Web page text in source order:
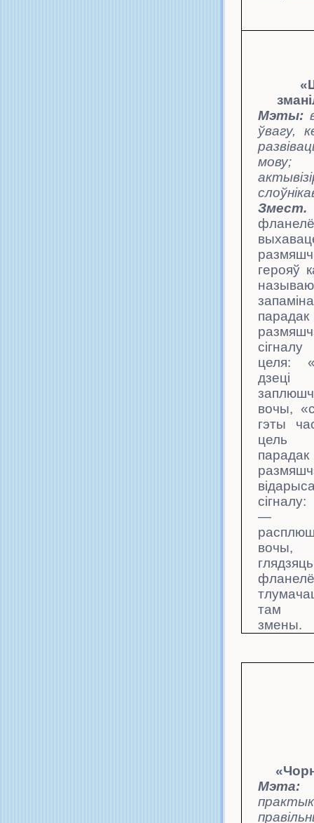
Мэты:
ўвагу,
мову;
Змест.
герояў
целя:
дзеці
вочы,
гэты
цель
парадак
—
вочы,
там
змены.
Мэта:
праві